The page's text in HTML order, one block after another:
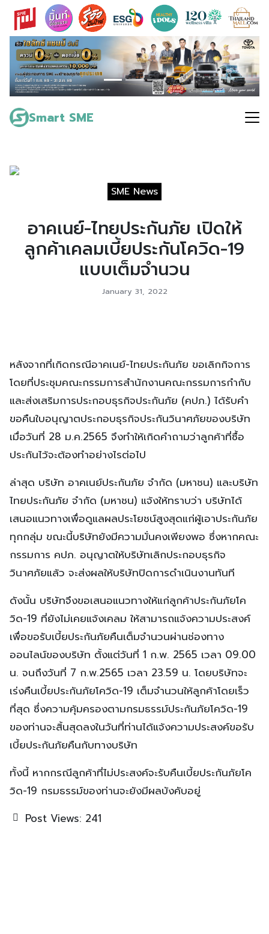
Skip
content
Smart SME
Search
for:
SME News
อาคเนย์-ไทยประกันภัย เปิดให้
ลูกค้าเคลมเบี้ยประกันโควิด-19
แบบเต็มจำนวน
January 31, 2022
หลังจากที่เกิดกรณีอาคเนย์-ไทยประกันภัย ขอเลิกกิจการ
โดยที่ประชุมคณะกรรมการสำนักงานคณะกรรมการกำกับ
และส่งเสริมการประกอบธุรกิจประกันภัย (คปภ.) ได้รับคำ
ขอคืนใบอนุญาตประกอบธุรกิจประกันวินาศภัยของบริษัท
เมื่อวันที่ 28 ม.ค.2565 จึงทำให้เกิดคำถามว่าลูกค้าที่ซื้อ
ประกันไว้จะต้องทำอย่างไรต่อไป
ล่าสุด บริษัท อาคเนย์ประกันภัย จำกัด (มหาชน) และบริษัท
ไทยประกันภัย จำกัด (มหาชน) แจ้งให้ทราบว่า บริษัทได้
เสนอแนวทางเพื่อดูแลผลประโยชน์สูงสุดแก่ผู้เอาประกันภัย
ทุกกลุ่ม ขณะนี้บริษัทยังมีความมั่นคงเพียงพอ ซึ่งหากคณะ
กรรมการ คปภ. อนุญาตให้บริษัทเลิกประกอบธุรกิจ
วินาศภัยแล้ว จะส่งผลให้บริษัทปิดการดำเนินงานทันที
ดังนั้น บริษัทจึงขอเสนอแนวทางให้แก่ลูกค้าประกันภัยโค
วิด-19 ที่ยังไม่เคยแจ้งเคลม ให้สามารถแจ้งความประสงค์
เพื่อขอรับเบี้ยประกันภัยคืนเต็มจำนวนผ่านช่องทาง
ออนไลน์ของบริษัท ตั้งแต่วันที่ 1 ก.พ. 2565 เวลา 09.00
น. จนถึงวันที่ 7 ก.พ.2565 เวลา 23.59 น. โดยบริษัทจะ
เร่งคืนเบี้ยประกันภัยโควิด-19 เต็มจำนวนให้ลูกค้าโดยเร็ว
ที่สุด ซึ่งความคุ้มครองตามกรมธรรม์ประกันภัยโควิด-19
ของท่านจะสิ้นสุดลงในวันที่ท่านได้แจ้งความประสงค์ขอรับ
เบี้ยประกันภัยคืนกับทางบริษัท
ทั้งนี้ หากกรณีลูกค้าที่ไม่ประสงค์จะรับคืนเบี้ยประกันภัยโค
วิด-19 กรมธรรม์ของท่านจะยังมีผลบังคับอยู่
Post Views: 241